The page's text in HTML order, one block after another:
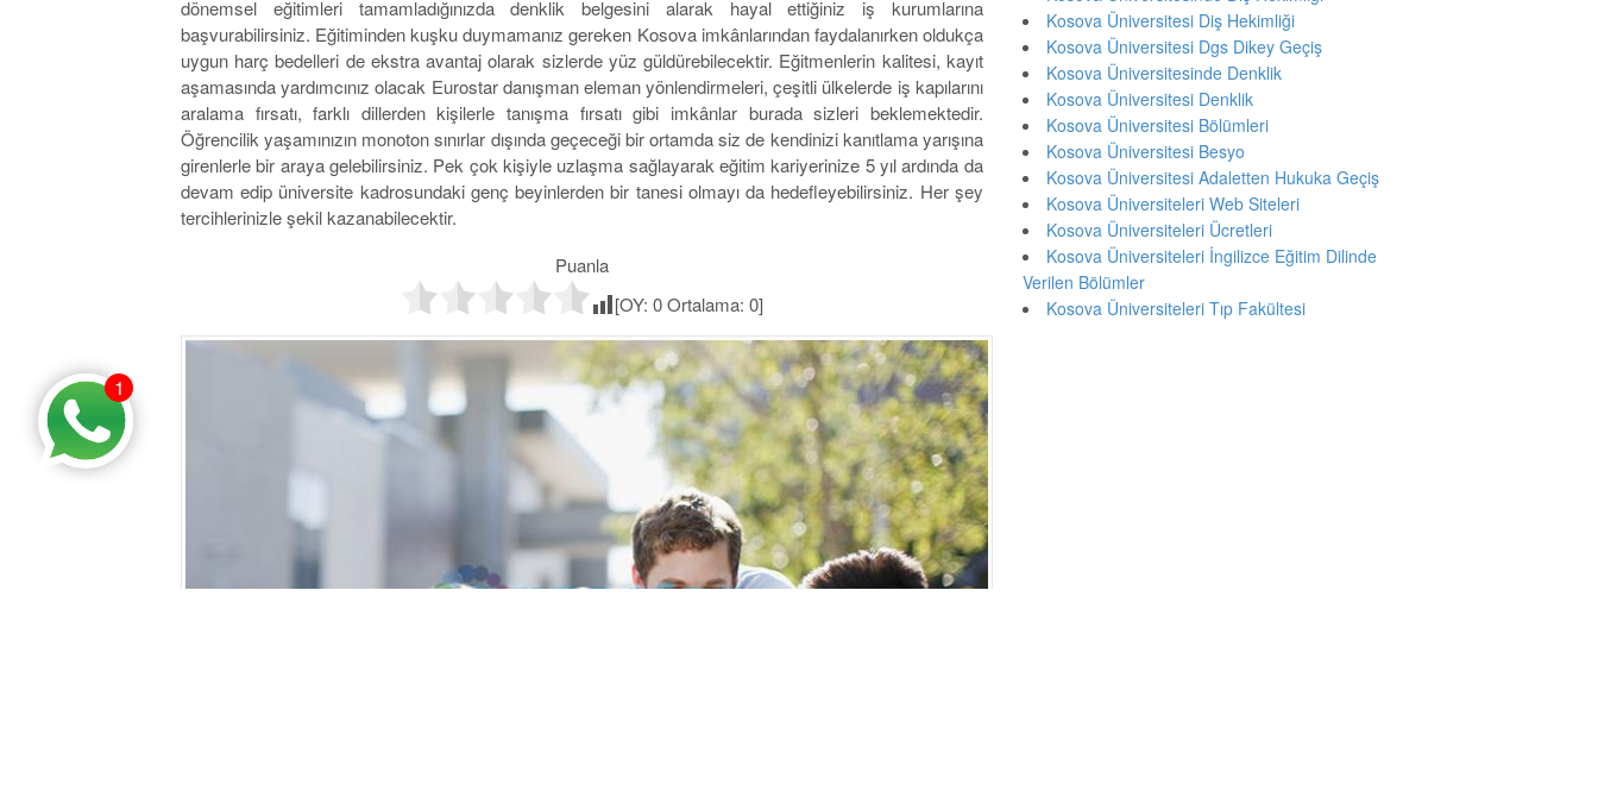
dönemsel eğitimleri tamamladığınızda denklik belgesini alarak hayal ettiğiniz iş kurumlarına
başvurabilirsiniz. Eğitiminden kuşku duymamanız gereken Kosova imkânlarından faydalanırken oldukça
uygun harç bedelleri de ekstra avantaj olarak sizlerde yüz güldürebilecektir. Eğitmenlerin kalitesi, kayıt
aşamasında yardımcınız olacak Eurostar danışman eleman yönlendirmeleri, çeşitli ülkelerde iş kapılarını
aralama fırsatı, farklı dillerden kişilerle tanışma fırsatı gibi imkânlar burada sizleri beklemektedir.
Öğrencilik yaşamınızın monoton sınırlar dışında geçeceği bir ortamda siz de kendinizi kanıtlama yarışına
girenlerle bir araya gelebilirsiniz. Pek çok kişiyle uzlaşma sağlayarak eğitim kariyerinize 5 yıl ardında da
devam edip üniversite kadrosundaki genç beyinlerden bir tanesi olmayı da hedefleyebilirsiniz. Her şey
tercihlerinizle şekil kazanabilecektir.
Puanla
[OY: 0Ortalama: 0]
Kosova Üniversitesi Diş Hekimliği
Kosova Üniversitesi Dgs Dikey Geçiş
Kosova Üniversitesinde Denklik
Kosova Üniversitesi Denklik
Kosova Üniversitesi Bölümleri
Kosova Üniversitesi Besyo
Kosova Üniversitesi Adaletten Hukuka Geçiş
Kosova Üniversiteleri Web Siteleri
Kosova Üniversiteleri Ücretleri
Kosova Üniversiteleri İngilizce Eğitim Dilinde
Verilen Bölümler
Kosova Üniversiteleri Tıp Fakültesi
1